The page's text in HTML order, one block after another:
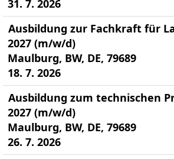
31. 7. 2026
Ausbildung zur Fachkraft für
2027 (m/w/d)
Maulburg, BW, DE, 79689
18. 7. 2026
Ausbildung zum technischen
2027 (m/w/d)
Maulburg, BW, DE, 79689
26. 7. 2026